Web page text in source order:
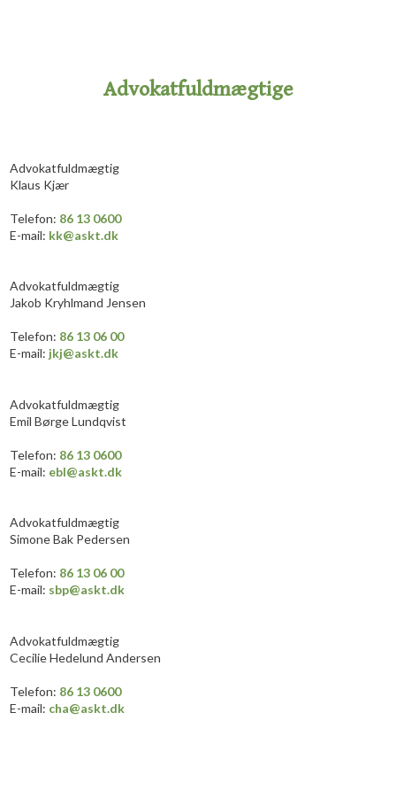
Advokatfuldmægtige
Advokatfuldmægtig
Klaus Kjær
​Telefon: 86 13 0600
E-mail: kk@askt.dk​
Advokatfuldmægtig
Jakob Kryhlmand Jensen
​Telefon: 86 13 06​ 00
E-mail: jkj@askt.dk​
Advokatfuldmægtig
Emil Børge Lundqvist
​​Telefon: 86 13 0600
E-mail: ebl@askt.dk
Advokatfuldmægtig
Simone Bak Pedersen
​​Telefon: 86 13 06 ​00​
E-mail: sbp@askt.dk
Advokatfuldmægtig
Cecilie Hedelund Andersen
​​Telefon: 86 13 0600
E-mail: cha@askt.dk​